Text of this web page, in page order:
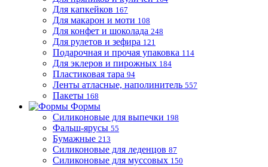
Для капкейков 167
Для макарон и моти 108
Для конфет и шоколада 248
Для рулетов и зефира 121
Подарочная и прочая упаковка 114
Для эклеров и пирожных 184
Пластиковая тара 94
Ленты атласные, наполинитель 557
Пакеты 168
Формы
Силиконовые для выпечки 198
Фальш-ярусы 55
Бумажные 213
Силиконовые для леденцов 87
Силиконовые для муссовых 150